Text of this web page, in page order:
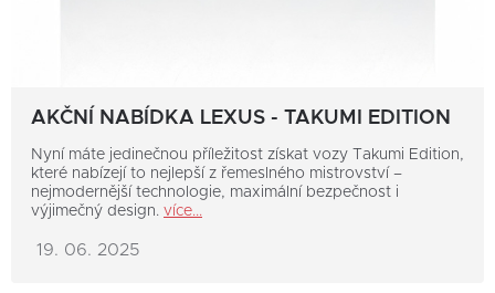
AKČNÍ NABÍDKA LEXUS - TAKUMI EDITION
Nyní máte jedinečnou příležitost získat vozy Takumi Edition,
které nabízejí to nejlepší z řemeslného mistrovství –
nejmodernější technologie, maximální bezpečnost i
výjimečný design. více...
19. 06. 2025